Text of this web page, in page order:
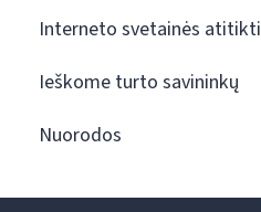
Interneto svetainės
Ieškome turto savininkų
Nuorodos